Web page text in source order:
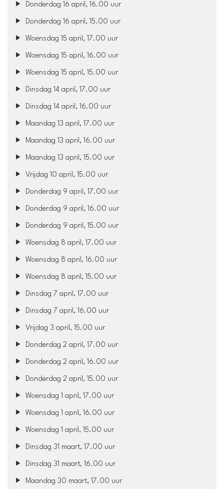
Donderdag 16 april, 16.00 uur
Donderdag 16 april, 15.00 uur
Woensdag 15 april, 17.00 uur
Woensdag 15 april, 16.00 uur
Woensdag 15 april, 15.00 uur
Dinsdag 14 april, 17.00 uur
Dinsdag 14 april, 16.00 uur
Maandag 13 april, 17.00 uur
Maandag 13 april, 16.00 uur
Maandag 13 april, 15.00 uur
Vrijdag 10 april, 15.00 uur
Donderdag 9 april, 17.00 uur
Donderdag 9 april, 16.00 uur
Donderdag 9 april, 15.00 uur
Woensdag 8 april, 17.00 uur
Woensdag 8 april, 16.00 uur
Woensdag 8 april, 15.00 uur
Dinsdag 7 april, 17.00 uur
Dinsdag 7 april, 16.00 uur
Vrijdag 3 april, 15.00 uur
Donderdag 2 april, 17.00 uur
Donderdag 2 april, 16.00 uur
Donderdag 2 april, 15.00 uur
Woensdag 1 april, 17.00 uur
Woensdag 1 april, 16.00 uur
Woensdag 1 april, 15.00 uur
Dinsdag 31 maart, 17.00 uur
Dinsdag 31 maart, 16.00 uur
Maandag 30 maart, 17.00 uur